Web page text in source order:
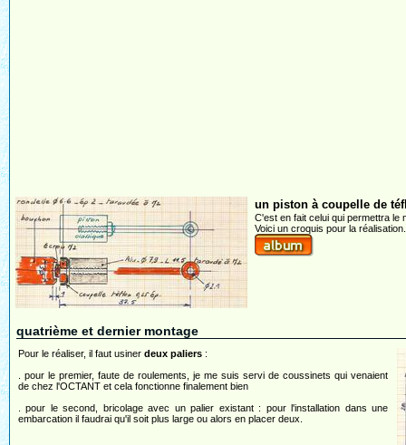
un piston à coupelle de
C'est en fait celui qui permettra le
Voici un croquis pour la
quatrième et dernier montage
Pour le réaliser, il faut usiner deux paliers :
. pour le premier, faute de roulements, je me suis servi de coussinets qui venaient
de chez l'OCTANT et cela fonctionne finalement bien
. pour le second, bricolage avec un palier existant : pour l'installation dans une
embarcation il faudrai qu'il soit plus large ou alors en placer deux.